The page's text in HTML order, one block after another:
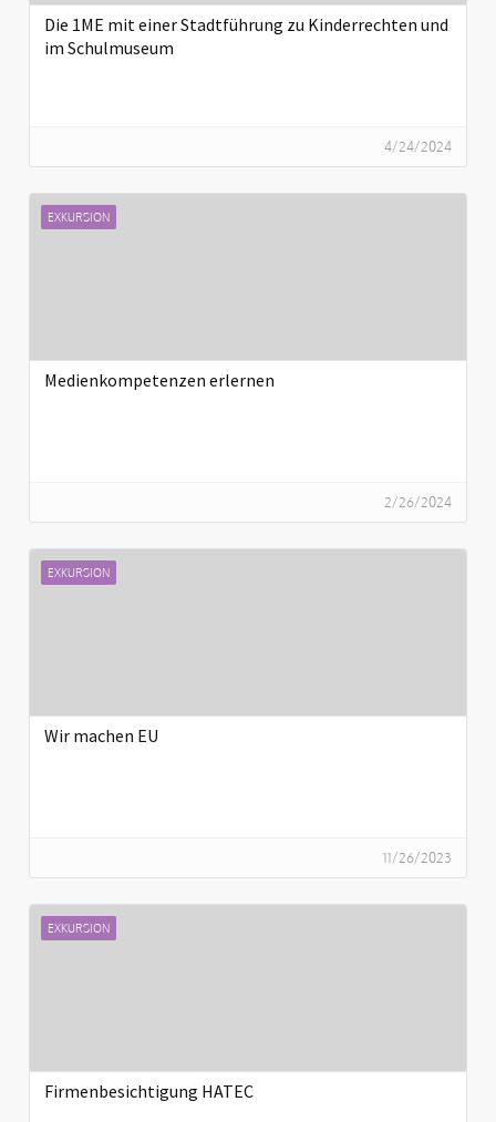
Die 1ME mit einer Stadtführung zu Kinderrechten und
im Schulmuseum
4/24/2024
EXKURSION
Medienkompetenzen erlernen
2/26/2024
EXKURSION
Wir machen EU
11/26/2023
EXKURSION
Firmenbesichtigung HATEC